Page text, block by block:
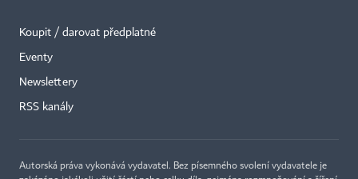
Koupit / darovat předplatné
Eventy
Newslettery
RSS kanály
Autorská práva vykonává vydavatel. Bez písemného svolení vydavatele je